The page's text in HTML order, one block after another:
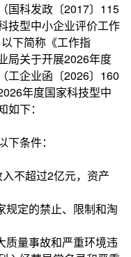
国科发政〔2017〕115
技型中小企业评价工作
下简称《工作指
局关于开展2026年度
工企业函〔2026〕160
年度国家科技型中
下：
下条件：
不超过2亿元，资产
规定的禁止、限制和淘
质量事故和严重环境违